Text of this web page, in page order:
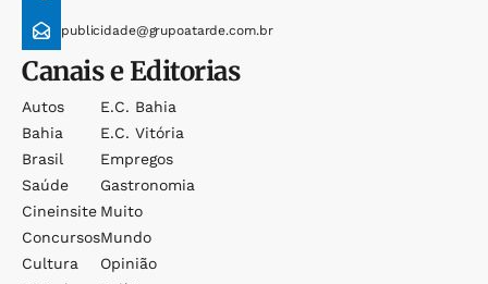
publicidade@grupoatarde.com.br
Canais e Editorias
Autos
Bahia
Brasil
Saúde
Cineinsite
Concursos
Cultura
E.c. Bahia
E.c. Vitória
Empregos
Gastronomia
Muito
Mundo
Opinião